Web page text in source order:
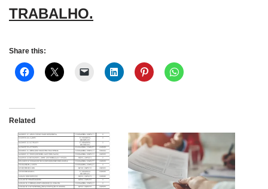
TRABALHO.
Share this:
Related